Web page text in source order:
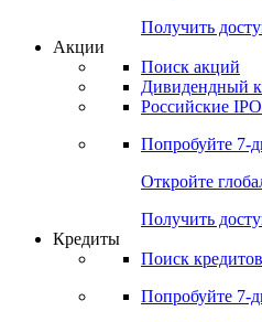
Получить
Акции
Поиск акций
Дивидендный
Российские
Попробуйте 7-
Откройте
Получить
Кредиты
Поиск кредитов
Попробуйте 7-